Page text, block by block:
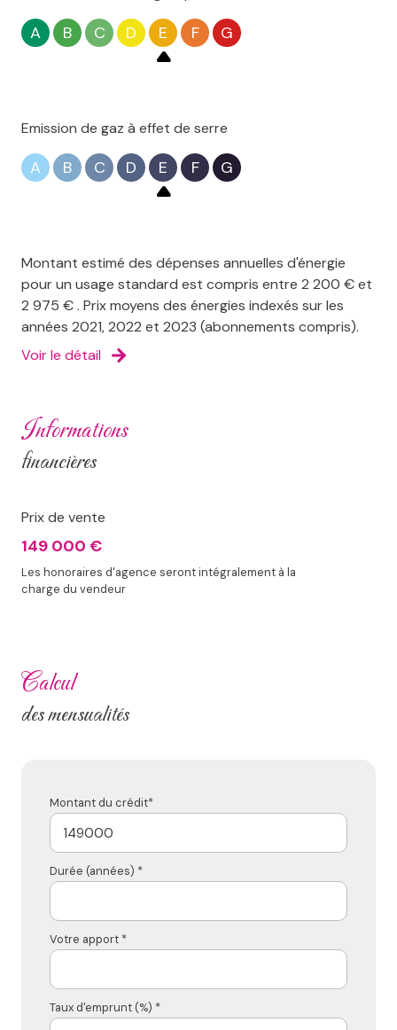
A B C D E F G
Emission de gaz à effet de serre
A B C D E F G
Montant estimé des dépenses annuelles d'énergie
pour un usage standard est compris entre 2 200 € et
2 975 € . Prix moyens des énergies indexés sur les
années 2021, 2022 et 2023 (abonnements compris).
Voir le détail
informations
financières
Prix de vente
149 000 €
Les honoraires d'agence seront intégralement à la
charge du vendeur
calcul
des mensualités
Montant du crédit*
Durée (années) *
Votre apport *
Taux d'emprunt (%) *